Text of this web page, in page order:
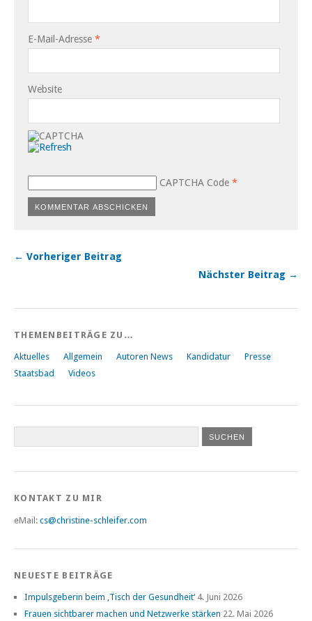
E-Mail-Adresse *
Website
CAPTCHA Code *
← Vorheriger Beitrag
Nächster Beitrag →
THEMENBEITRÄGE ZU…
Aktuelles Allgemein Autoren News Kandidatur
Presse
Staatsbad
Videos
KONTAKT ZU MIR
eMail: cs@christine-schleifer.com
NEUESTE BEITRÄGE
Impulsgeberin beim ‚Tisch der Gesundheit‘ 4. Juni 2026
Frauen sichtbarer machen und Netzwerke stärken 22. Mai 2026